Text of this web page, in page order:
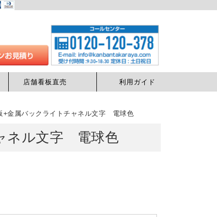
店舗看板直売 利用ガイド
+金属バックライトチャネル文字 電球色
ネル文字 電球色